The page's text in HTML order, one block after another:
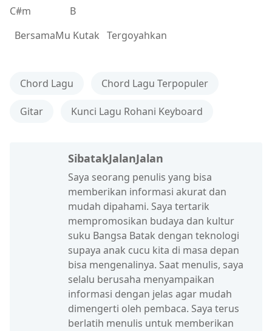
C#m B
BersamaMu Kutak Tergoyahkan
Chord Lagu Chord Lagu Terpopuler
Gitar Kunci Lagu Rohani Keyboard
SibatakJalanJalan
Saya seorang penulis yang bisa
memberikan informasi akurat dan
mudah dipahami. Saya tertarik
mempromosikan budaya dan kultur
suku Bangsa Batak dengan teknologi
supaya anak cucu kita di masa depan
bisa mengenalinya. Saat menulis, saya
selalu berusaha menyampaikan
informasi dengan jelas agar mudah
dimengerti oleh pembaca. Saya terus
berlatih menulis untuk memberikan